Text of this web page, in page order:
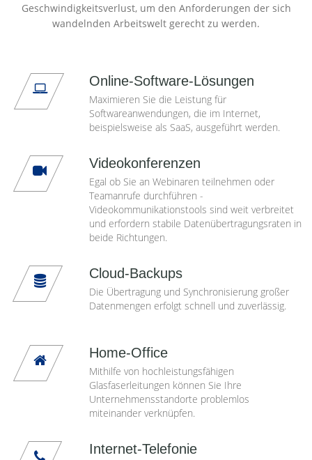
Geschwindigkeitsverlust, um den Anforderungen der sich
wandelnden Arbeitswelt gerecht zu werden.
Online-Software-Lösungen
Maximieren Sie die Leistung für
Softwareanwendungen, die im Internet,
beispielsweise als SaaS, ausgeführt werden.
Videokonferenzen
Egal ob Sie an Webinaren teilnehmen oder
Teamanrufe durchführen -
Videokommunikationstools sind weit verbreitet
und erfordern stabile Datenübertragungsraten in
beide Richtungen.
Cloud-Backups
Die Übertragung und Synchronisierung großer
Datenmengen erfolgt schnell und zuverlässig.
Home-Office
Mithilfe von hochleistungsfähigen
Glasfaserleitungen können Sie Ihre
Unternehmensstandorte problemlos
miteinander verknüpfen.
Internet-Telefonie